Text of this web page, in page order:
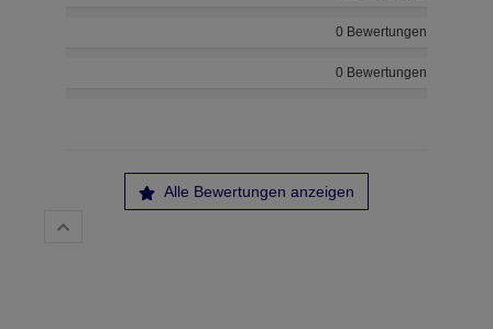
0 Bewertungen
0 Bewertungen
Alle Bewertungen anzeigen